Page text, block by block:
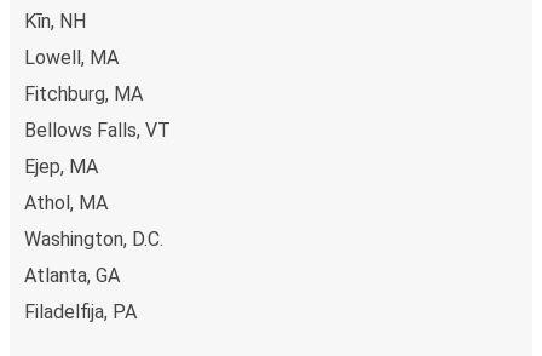
Kīn, NH
Lowell, MA
Fitchburg, MA
Bellows Falls, VT
Ејер, MA
Athol, MA
Washington, D.C.
Atlanta, GA
Filadelfija, PA